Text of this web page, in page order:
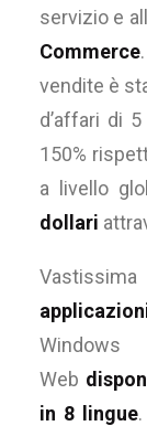
servizio e
Commerce
vendite è
d’affari di
150%
a livello
dollari
Web
in 8 lingue